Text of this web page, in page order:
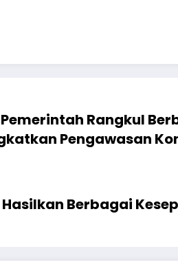
Rangkul
Pengawasan
Berbagai